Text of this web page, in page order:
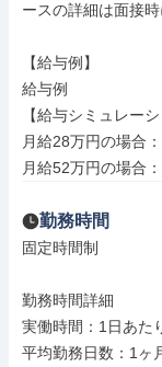
ースの詳細は面接
【給与例】
給与例
【給与シミュレーシ
月給28万円の場合
月給52万円の場合
勤務時間
固定時間制
勤務時間詳細
実働時間：1日あた
平均勤務日数：1ヶ